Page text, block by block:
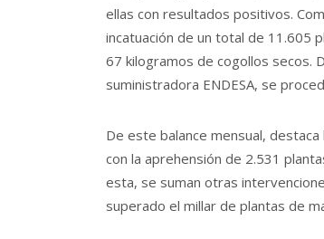
ellas con resultados positivos.
incatuación de un total de 11.605
67 kilogramos de cogollos secos.
suministradora ENDESA, se
De este balance mensual, destaca
con la aprehensión de 2.531
esta, se suman otras
superado el millar de plantas de